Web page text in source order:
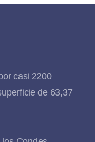
casi 2200
de 63,37